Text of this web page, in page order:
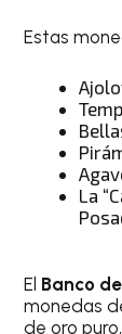
Estas
La
El Banco
monedas
de oro